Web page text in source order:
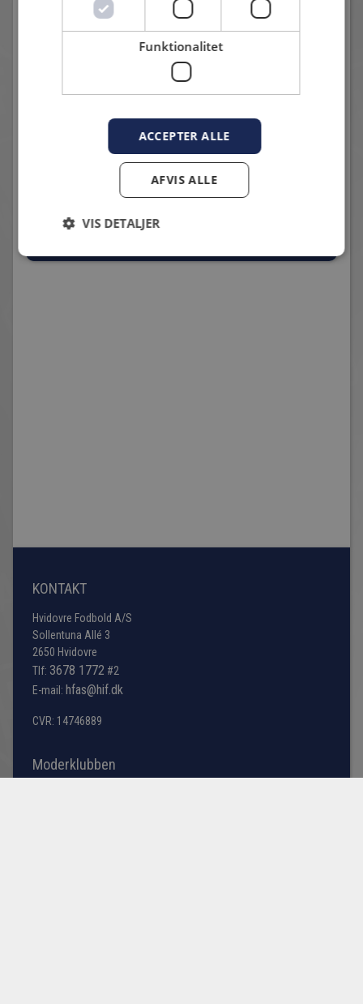
7. juli 2026 - Michael Hentrich
HIF sejrede til sidst.
BLIV EN DEL AF DE UNGE KÆMPER
15. juli 2026 - Karsten Madsen
Få gratis adgang til HIFs kampe på Pro Ventilation
KONTAKT
Hvidovre Fodbold A/S
Sollentuna Allé 3
2650 Hvidovre
Tlf: 3678 1772 #2
E-mail: hfas@hif.dk
CVR: 14746889
Moderklubben
Funktionalitet
ACCEPTER ALLE
AFVIS ALLE
VIS DETALJER